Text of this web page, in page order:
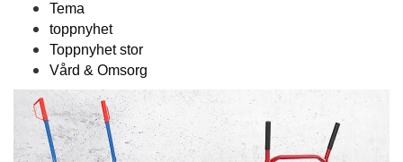
Tema
toppnyhet
Toppnyhet stor
Vård & Omsorg